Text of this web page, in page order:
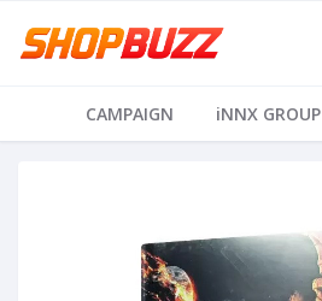
CAMPAIGN iNNX GROUP